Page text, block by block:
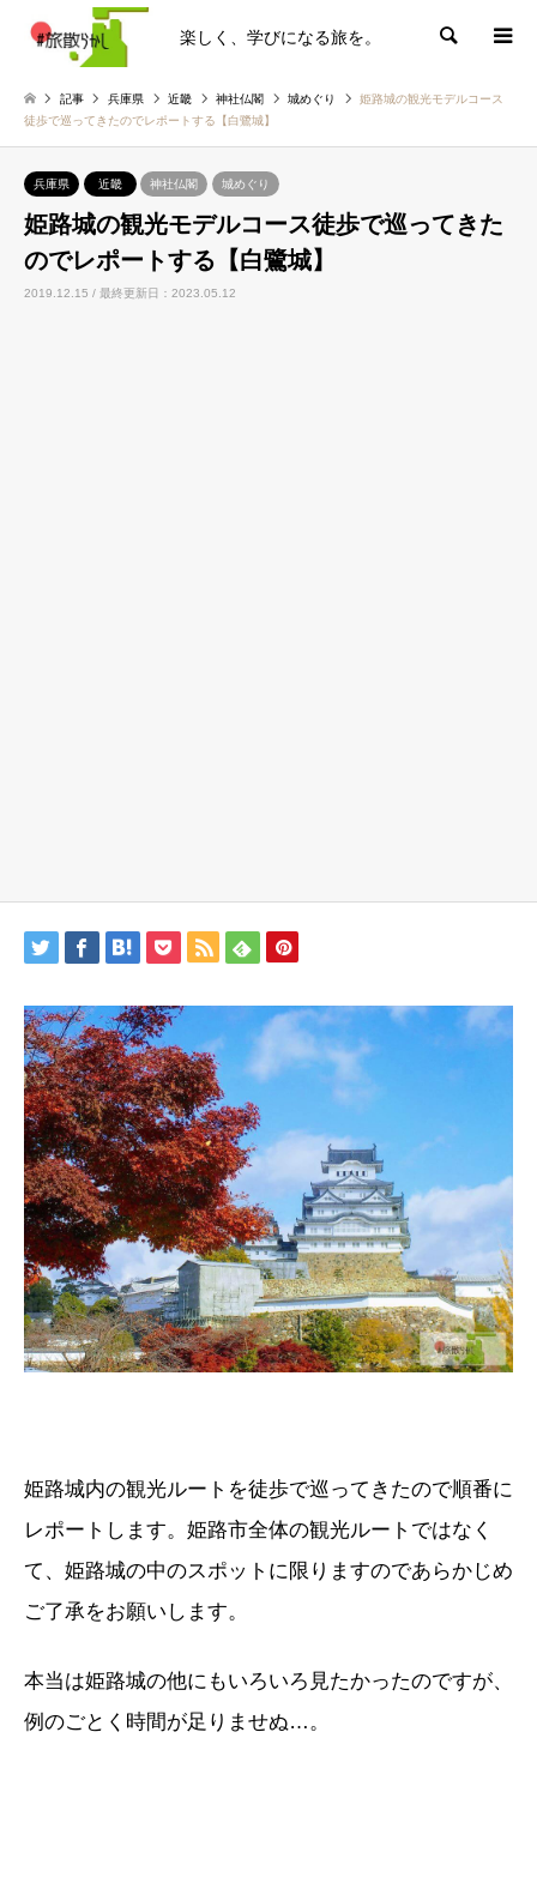
楽しく、学びになる旅を。 検索
記事 兵庫県 近畿 神社仏閣 城めぐり
姫路城の観光モデルコース
徒歩で巡ってきたのでレポートする【白鷺城】
兵庫県 近畿 神社仏閣 城めぐり
姫路城の観光モデルコース徒歩で巡ってきた
のでレポートする【白鷺城】
2019.12.15 / 最終更新日：2023.05.12
姫路城内の観光ルートを徒歩で巡ってきたので順番に
レポートします。姫路市全体の観光ルートではなく
て、姫路城の中のスポットに限りますのであらかじめ
ご了承をお願いします。
本当は姫路城の他にもいろいろ見たかったのですが、
例のごとく時間が足りませぬ…。